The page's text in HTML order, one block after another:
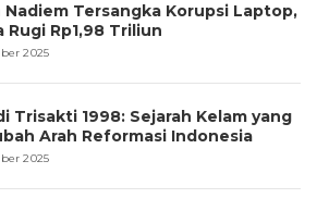
Nadiem Tersangka Korupsi Laptop,
Rugi Rp1,98 Triliun
2025
Trisakti 1998: Sejarah Kelam yang
Arah Reformasi Indonesia
2025